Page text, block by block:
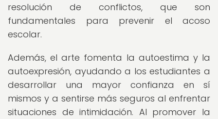
resolución de conflictos, que son
fundamentales para prevenir el acoso
escolar.
Además, el arte fomenta la autoestima y la
autoexpresión, ayudando a los estudiantes a
desarrollar una mayor confianza en sí
mismos y a sentirse más seguros al enfrentar
situaciones de intimidación. Al promover la